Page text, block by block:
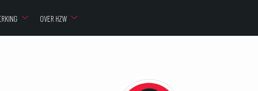
OVER HZW